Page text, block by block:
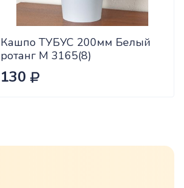
Кашпо ТУБУС 200мм Белый
ротанг М 3165(8)
130